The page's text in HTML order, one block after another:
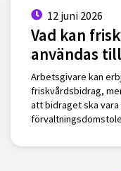
12 juni 2026
Vad kan
användas
Arbetsgivare kan
friskvårdsbidrag,
att bidraget ska